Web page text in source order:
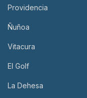
Providencia
Ñuñoa
Vitacura
El Golf
La Dehesa